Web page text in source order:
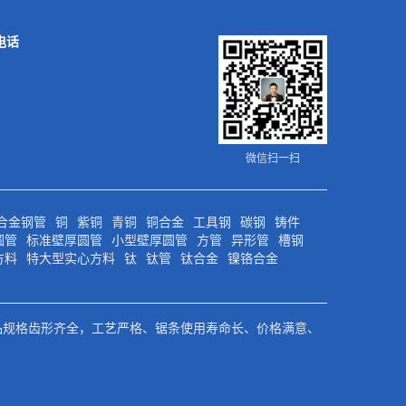
话
微信扫一扫
金钢管 铜 紫铜 青铜 铜合金 工具钢 碳钢
铸件
管
标准壁厚圆管 小型壁厚圆管 方管 异形管
槽钢
料
特大型实心方料 钛 钛管 钛合金 镍铬合金
格齿形齐全，工艺严格、锯条使用寿命长、价格满意、